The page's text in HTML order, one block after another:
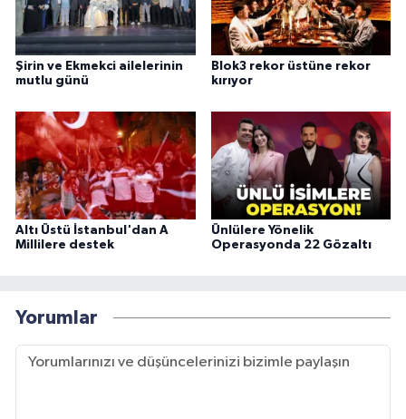
Şirin ve Ekmekci ailelerinin
mutlu günü
Blok3 rekor üstüne rekor
kırıyor
Altı Üstü İstanbul'dan A
Millilere destek
Ünlülere Yönelik
Operasyonda 22 Gözaltı
Yorumlar